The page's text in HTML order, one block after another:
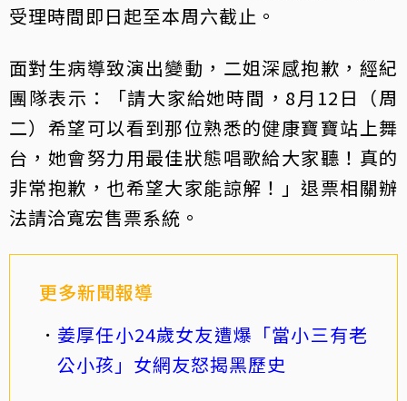
受理時間即日起至本周六截止。
面對生病導致演出變動，二姐深感抱歉，經紀
團隊表示：「請大家給她時間，8月12日（周
二）希望可以看到那位熟悉的健康寶寶站上舞
台，她會努力用最佳狀態唱歌給大家聽！真的
非常抱歉，也希望大家能諒解！」退票相關辦
法請洽寬宏售票系統。
更多新聞報導
姜厚任小24歲女友遭爆「當小三有老
公小孩」女網友怒揭黑歷史